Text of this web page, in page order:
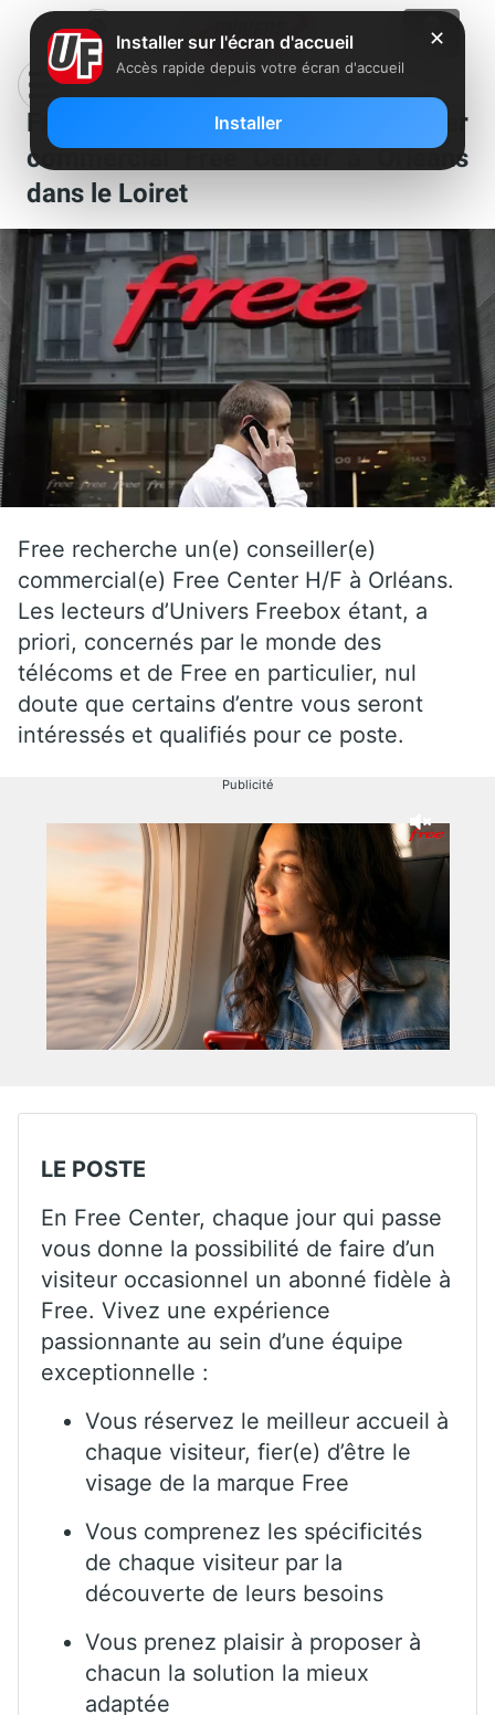
Free recherche un conseiller
commercial Free Center à Orléans
dans le Loiret
Free recherche un(e) conseiller(e)
commercial(e) Free Center H/F à Orléans.
Les lecteurs d’Univers Freebox étant, a
priori, concernés par le monde des
télécoms et de Free en particulier, nul
doute que certains d’entre vous seront
intéressés et qualifiés pour ce poste.
Publicité
LE POSTE
En Free Center, chaque jour qui passe
vous donne la possibilité de faire d’un
visiteur occasionnel un abonné fidèle à
Free. Vivez une expérience
passionnante au sein d’une équipe
exceptionnelle :
Vous réservez le meilleur accueil à
chaque visiteur, fier(e) d’être le
visage de la marque Free
Vous comprenez les spécificités
de chaque visiteur par la
découverte de leurs besoins
Vous prenez plaisir à proposer à
chacun la solution la mieux
adaptée
✕
Installer sur l'écran d'accueil
Accès rapide depuis votre écran d'accueil
Installer